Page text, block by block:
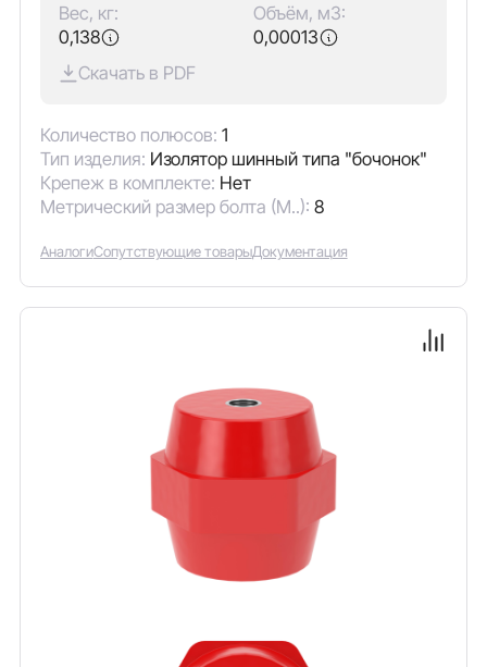
Вес, кг:
0,138
Объём, м3:
0,00013
Скачать в PDF
Количество полюсов: 1
Тип изделия: Изолятор шинный типа "бочонок"
Крепеж в комплекте: Нет
Метрический размер болта (М..): 8
АналогиСопутствующие товарыДокументация